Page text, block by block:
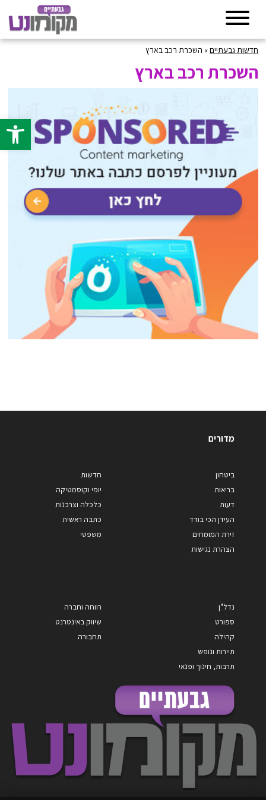
פתח
חדשות גבעתיים» השכרת רכב בארץ
השכרת רכב בארץ
מדורים
ביטחון
בריאות
דעות
העידן הכי בודד
זירת המומחים
הצהרת נגישות
חדשות
יופי וקוסמטיקה
כלכלה וצרכנות
כתבה ראשית
משפטי
נדל"ן
ספורט
קהילה
תיירות ונופש
תרבות, חינוך ופנאי
רווחה וחברה
שיווק באינטרנט
תחבורה